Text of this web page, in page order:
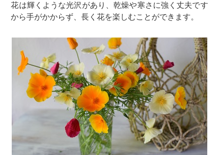
花は輝くような光沢があり、乾燥や寒さに強く丈夫です
から手がかからず、長く花を楽しむことができます。